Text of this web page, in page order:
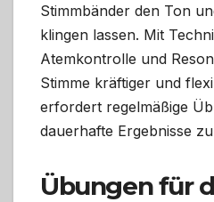
Stimmbänder den Ton
klingen lassen. Mit
Atemkontrolle und
Stimme kräftiger und
erfordert regelmäßige
dauerhafte Ergebnisse
Übungen für